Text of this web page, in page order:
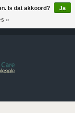
Is dat akkoord?
Ja
»